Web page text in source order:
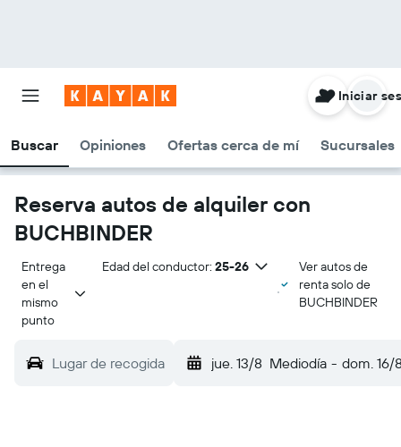
Buscar Opiniones Ofertas cerca de mí Sucursales
Iniciar
Reserva autos de alquiler con
BUCHBINDER
Entrega
en el
mismo
punto
Edad del conductor: 25-26
Ver autos de
renta solo de
BUCHBINDER
Lugar de recogida jue. 13/8 Mediodía - dom. 16/